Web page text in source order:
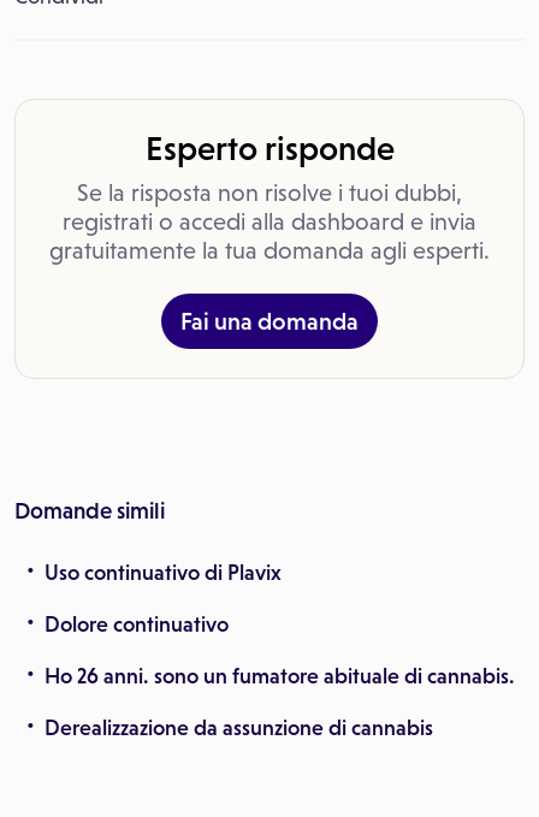
Esperto risponde
Se la risposta non risolve i tuoi dubbi,
registrati o accedi alla dashboard e invia
gratuitamente la tua domanda agli esperti.
Fai una domanda
Domande simili
Uso continuativo di Plavix
Dolore continuativo
Ho 26 anni. sono un fumatore abituale di cannabis.
Derealizzazione da assunzione di cannabis